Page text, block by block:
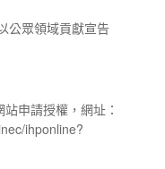
公眾領域貢獻宣告
申請授權，網址：
ihponline?